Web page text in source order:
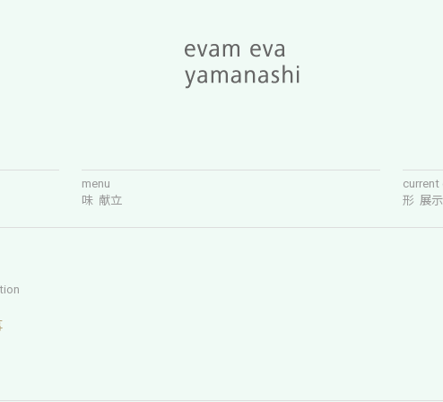
menu
味 献立
current
形 展示